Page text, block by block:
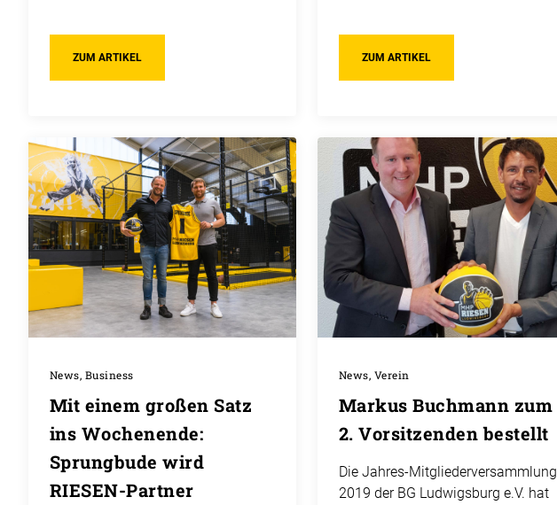
ZUM ARTIKEL ZUM ARTIKEL
News, Business
Mit einem großen Satz
ins Wochenende:
Sprungbude wird
RIESEN-Partner
News, Verein
Markus Buchmann zum
2. Vorsitzenden bestellt
Die Jahres-Mitgliederversammlung
2019 der BG Ludwigsburg e.V. hat